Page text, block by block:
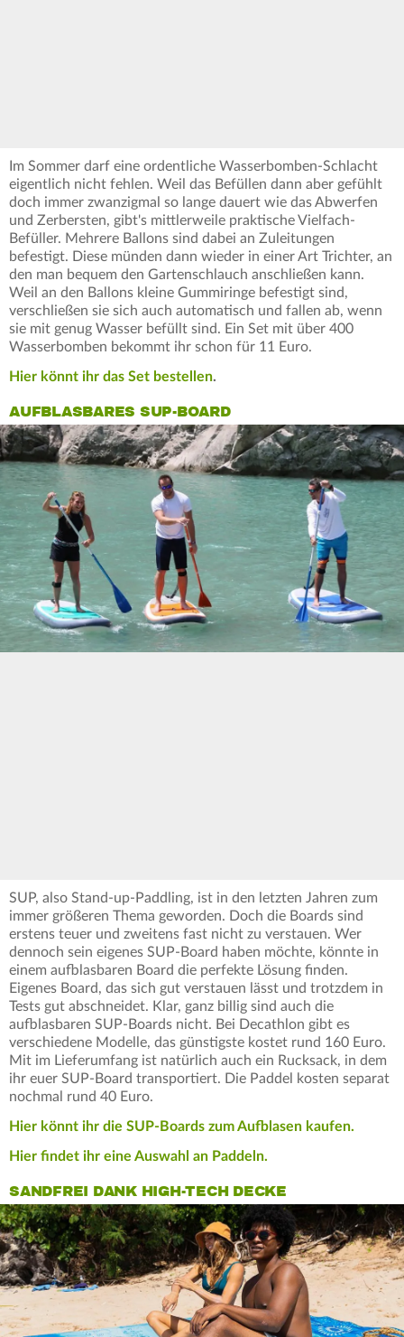
Im Sommer darf eine ordentliche Wasserbomben-Schlacht
eigentlich nicht fehlen. Weil das Befüllen dann aber gefühlt
doch immer zwanzigmal so lange dauert wie das Abwerfen
und Zerbersten, gibt's mittlerweile praktische Vielfach-
Befüller. Mehrere Ballons sind dabei an Zuleitungen
befestigt. Diese münden dann wieder in einer Art Trichter, an
den man bequem den Gartenschlauch anschließen kann.
Weil an den Ballons kleine Gummiringe befestigt sind,
verschließen sie sich auch automatisch und fallen ab, wenn
sie mit genug Wasser befüllt sind. Ein Set mit über 400
Wasserbomben bekommt ihr schon für 11 Euro.
Hier könnt ihr das Set bestellen.
AUFBLASBARES SUP-BOARD
SUP, also Stand-up-Paddling, ist in den letzten Jahren zum
immer größeren Thema geworden. Doch die Boards sind
erstens teuer und zweitens fast nicht zu verstauen. Wer
dennoch sein eigenes SUP-Board haben möchte, könnte in
einem aufblasbaren Board die perfekte Lösung finden.
Eigenes Board, das sich gut verstauen lässt und trotzdem in
Tests gut abschneidet. Klar, ganz billig sind auch die
aufblasbaren SUP-Boards nicht. Bei Decathlon gibt es
verschiedene Modelle, das günstigste kostet rund 160 Euro.
Mit im Lieferumfang ist natürlich auch ein Rucksack, in dem
ihr euer SUP-Board transportiert. Die Paddel kosten separat
nochmal rund 40 Euro.
Hier könnt ihr die SUP-Boards zum Aufblasen kaufen.
Hier findet ihr eine Auswahl an Paddeln.
SANDFREI DANK HIGH-TECH DECKE